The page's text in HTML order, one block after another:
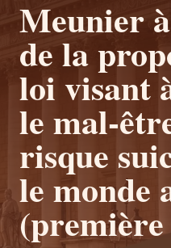
Meunier
de la
loi visant
le mal-
risque
le monde